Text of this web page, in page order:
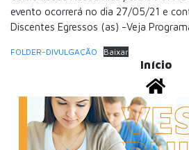
evento ocorrerá no dia 27/05/21 e
Discentes Egressos (as) -Veja
FOLDER-DIVULGAÇÃO Baixar
Início